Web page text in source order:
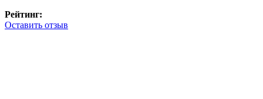
Рейтинг:
Оставить отзыв